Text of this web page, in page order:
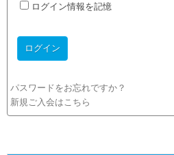
ログイン情報を記憶
パスワードをお忘れですか？
新規ご入会はこちら